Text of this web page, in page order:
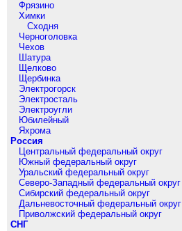
Фрязино
Химки
Сходня
Черноголовка
Чехов
Шатура
Щелково
Щербинка
Электрогорск
Электросталь
Электроугли
Юбилейный
Яхрома
Россия
Центральный федеральный округ
Южный федеральный округ
Уральский федеральный округ
Северо-Западный федеральный округ
Сибирский федеральный округ
Дальневосточный федеральный округ
Приволжский федеральный округ
СНГ